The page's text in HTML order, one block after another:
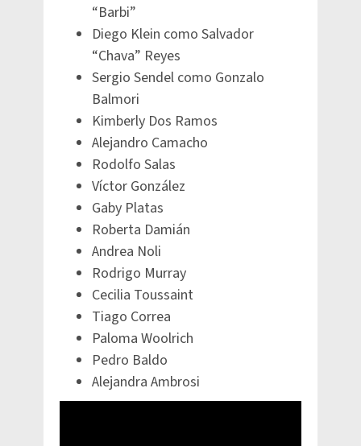
“Barbi”
Diego Klein como Salvador
“Chava” Reyes
Sergio Sendel como Gonzalo
Balmori
Kimberly Dos Ramos
Alejandro Camacho
Rodolfo Salas
Víctor González
Gaby Platas
Roberta Damián
Andrea Noli
Rodrigo Murray
Cecilia Toussaint
Tiago Correa
Paloma Woolrich
Pedro Baldo
Alejandra Ambrosi